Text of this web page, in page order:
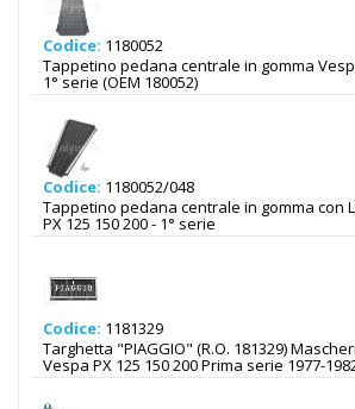
Codice: 1180052
Tappetino pedana centrale in gomma
1° serie (OEM 180052)
Codice: 1180052/048
Tappetino pedana centrale in gomma con
PX 125 150 200 - 1° serie
Codice: 1181329
Targhetta "PIAGGIO" (R.O. 181329)
Vespa PX 125 150 200 Prima serie 1977-